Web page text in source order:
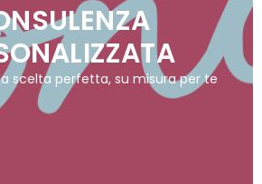
scelta perfetta, su misura per te